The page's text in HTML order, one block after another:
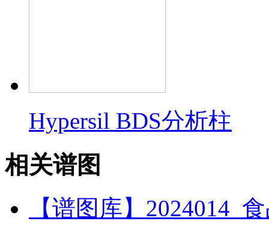
Hypersil BDS分析柱
相关谱图
【谱图库】2024014_